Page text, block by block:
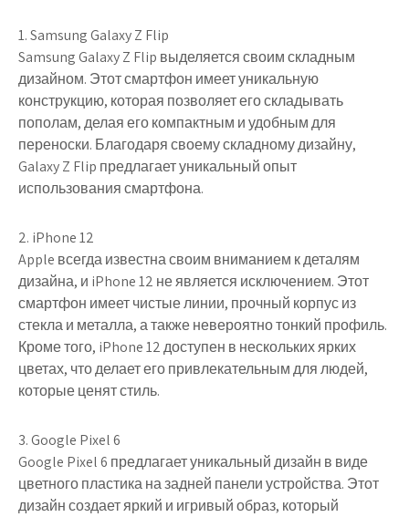
1. Samsung Galaxy Z Flip
Samsung Galaxy Z Flip выделяется своим складным
дизайном. Этот смартфон имеет уникальную
конструкцию, которая позволяет его складывать
пополам, делая его компактным и удобным для
переноски. Благодаря своему складному дизайну,
Galaxy Z Flip предлагает уникальный опыт
использования смартфона.
2. iPhone 12
Apple всегда известна своим вниманием к деталям
дизайна, и iPhone 12 не является исключением. Этот
смартфон имеет чистые линии, прочный корпус из
стекла и металла, а также невероятно тонкий профиль.
Кроме того, iPhone 12 доступен в нескольких ярких
цветах, что делает его привлекательным для людей,
которые ценят стиль.
3. Google Pixel 6
Google Pixel 6 предлагает уникальный дизайн в виде
цветного пластика на задней панели устройства. Этот
дизайн создает яркий и игривый образ, который